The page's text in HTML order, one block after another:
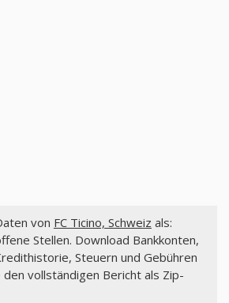
von FC Ticino, Schweiz als:
Stellen. Download Bankkonten,
Steuern und Gebühren
den vollständigen Bericht als Zip-